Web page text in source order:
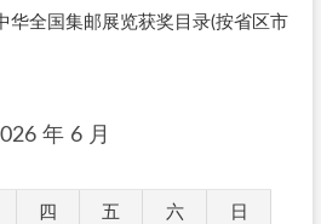
华全国集邮展览获奖目录(按省区市
年 6 月
四 五 六 日